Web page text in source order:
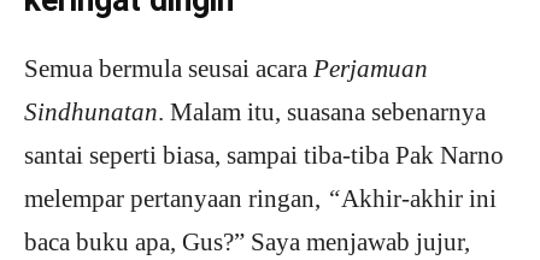
Semua bermula seusai acara Perjamuan
Sindhunatan. Malam itu, suasana sebenarnya
santai seperti biasa, sampai tiba-tiba Pak Narno
melempar pertanyaan ringan, “Akhir-akhir ini
baca buku apa, Gus?” Saya menjawab jujur,